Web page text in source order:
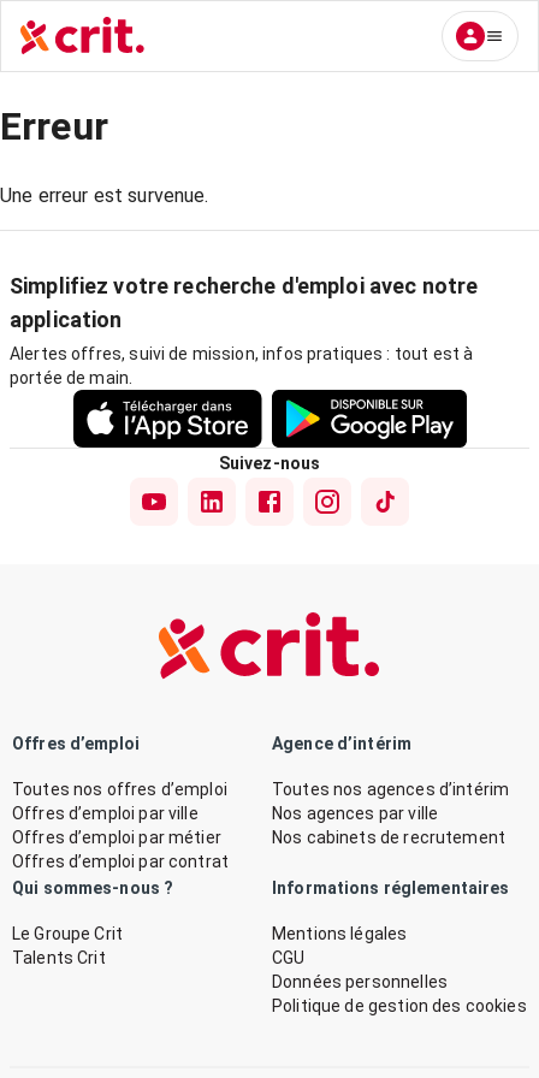
Erreur
Une erreur est survenue.
Simplifiez votre recherche d'emploi avec notre
application
Alertes offres, suivi de mission, infos pratiques : tout est à
portée de main.
Suivez-nous
Offres d’emploi
Toutes nos offres d’emploi
Offres d’emploi par ville
Offres d’emploi par métier
Offres d’emploi par contrat
Agence d’intérim
Toutes nos agences d’intérim
Nos agences par ville
Nos cabinets de recrutement
Qui sommes-nous ?
Le Groupe Crit
Talents Crit
Informations réglementaires
Mentions légales
CGU
Données personnelles
Politique de gestion des cookies